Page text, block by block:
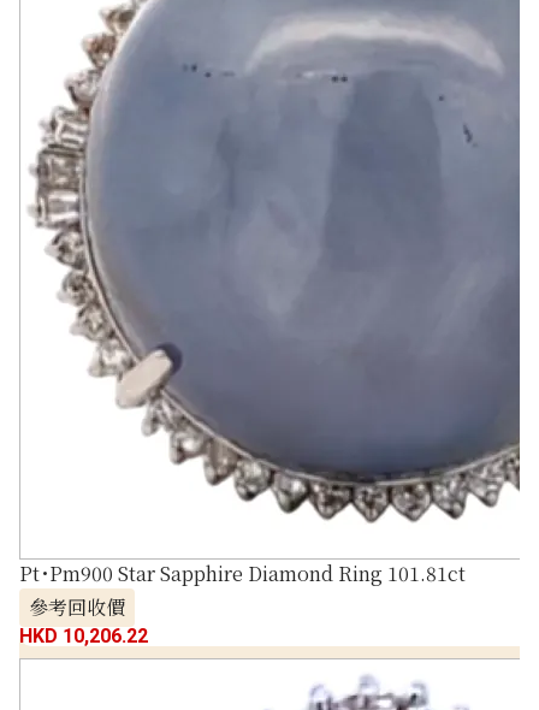
Pt･Pm900 Star Sapphire Diamond Ring 101.81ct
參考回收價
HKD 10,206.22